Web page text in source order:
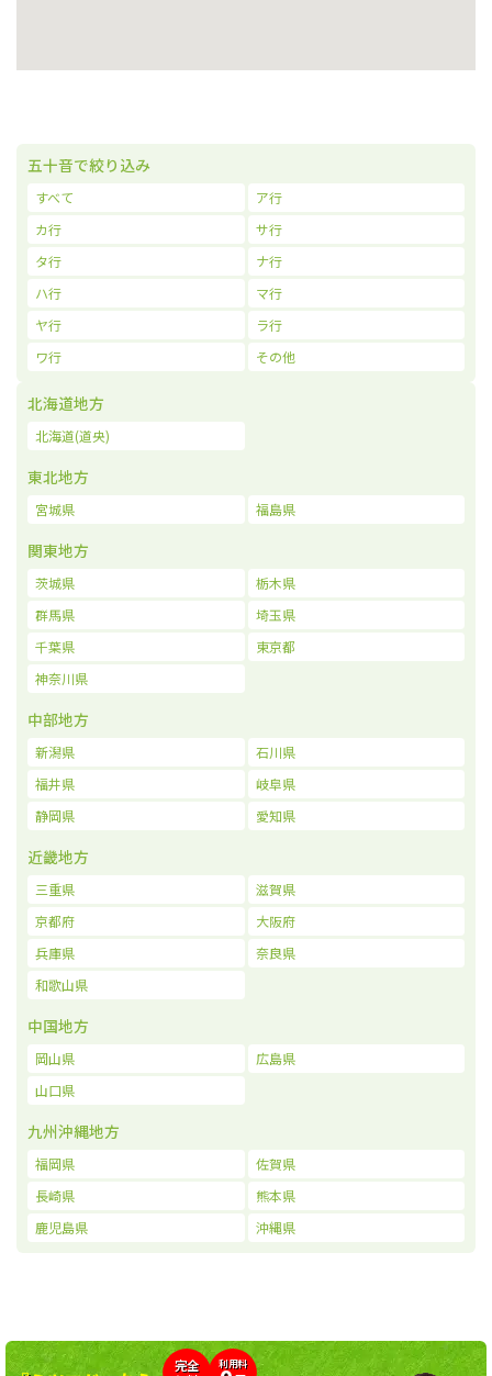
五十音で絞り込み
すべて
ア行
カ行
サ行
タ行
ナ行
ハ行
マ行
ヤ行
ラ行
ワ行
その他
北海道地方
北海道(道央)
東北地方
宮城県 福島県
関東地方
茨城県
栃木県
群馬県
埼玉県
千葉県
東京都
神奈川県
中部地方
新潟県
石川県
福井県
岐阜県
静岡県
愛知県
近畿地方
三重県
滋賀県
京都府
大阪府
兵庫県
奈良県
和歌山県
中国地方
岡山県
広島県
山口県
九州沖縄地方
福岡県
佐賀県
長崎県
熊本県
鹿児島県
沖縄県
完全
利用料